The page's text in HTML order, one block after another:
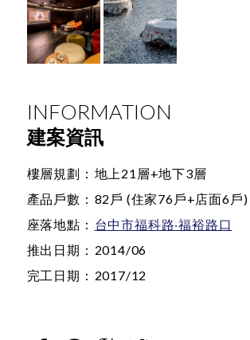
INFORMATION
建案資訊
樓層規劃： 地上21層+地下3層
產品戶數： 82戶 (住家76戶+店面6戶)
座落地點： 台中市福科路‧福裕路口
推出日期： 2014/06
完工日期： 2017/12